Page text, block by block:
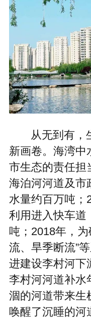
从无到有，
新画卷。海湾中
市生态的责任担
海泊河河道及市
水量约百万吨；
利用进入快车道
吨；2018年，
流、旱季断流”
进建设李村河下
李村河河道补水
涸的河道带来生
唤醒了沉睡的河